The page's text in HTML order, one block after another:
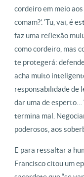
cordeiro em meio aos
comam?’. ‘Tu, vai, é
faz uma reflexão
como cordeiro, mas
te protegerá:
acha muito
responsabilidade de
dar uma de esperto…
termina mal.
poderosos, aos
E para ressaltar a
Francisco citou um